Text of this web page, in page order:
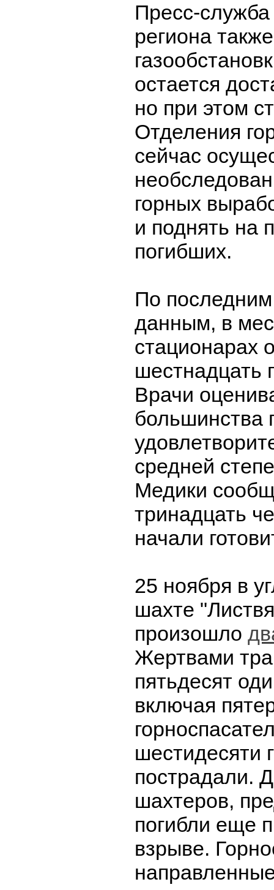
Пресс-служба
региона
остается
но при этом
Отделения
сейчас
горных
и поднять на
погибших.
По
данным, в
стационарах
шестнадцать
Врачи
большинства
средней
Медики
тринадцать
начали
25 ноября в
шахте
произошло
Жертвами
пятьдесят
включая
шестидесяти
пострадали.
шахтеров,
погибли еще
взрыве.